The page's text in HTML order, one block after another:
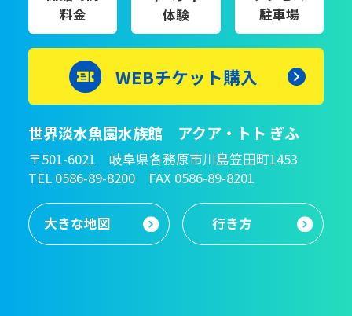
料金
体験
駐車場
WEBチケット購入
世界淡水魚園水族館 アクア・トト ぎふ
〒501-6021 岐阜県各務原市川島笠田町1453
TEL 0586-89-8200 FAX 0586-89-8201
大きな地図 行き方